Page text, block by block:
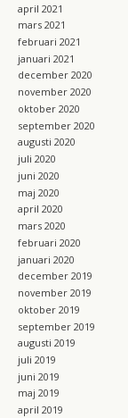
april 2021
mars 2021
februari 2021
januari 2021
december 2020
november 2020
oktober 2020
september 2020
augusti 2020
juli 2020
juni 2020
maj 2020
april 2020
mars 2020
februari 2020
januari 2020
december 2019
november 2019
oktober 2019
september 2019
augusti 2019
juli 2019
juni 2019
maj 2019
april 2019